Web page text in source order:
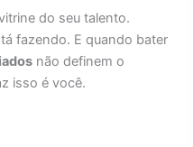
do seu talento.
fazendo. E quando bater
não definem o
isso é você.